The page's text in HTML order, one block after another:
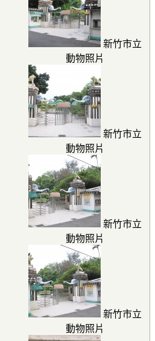
新竹市立
動物照片
新竹市立
動物照片
新竹市立
動物照片
新竹市立
動物照片